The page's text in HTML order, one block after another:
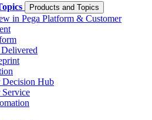
Products and Topics
in Pega Platform & Customer
Decision Hub
Service